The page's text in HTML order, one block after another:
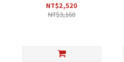
Cardigan - Navy[253TM32]
NT$2,520
NT$3,160